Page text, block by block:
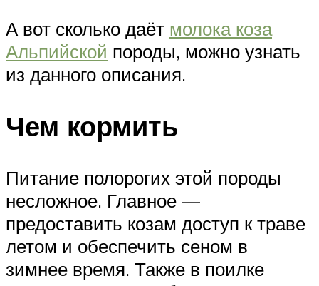
А вот сколько даёт молока коза
Альпийской породы, можно узнать
из данного описания.
Чем кормить
Питание полорогих этой породы
несложное. Главное —
предоставить козам доступ к траве
летом и обеспечить сеном в
зимнее время. Также в поилке